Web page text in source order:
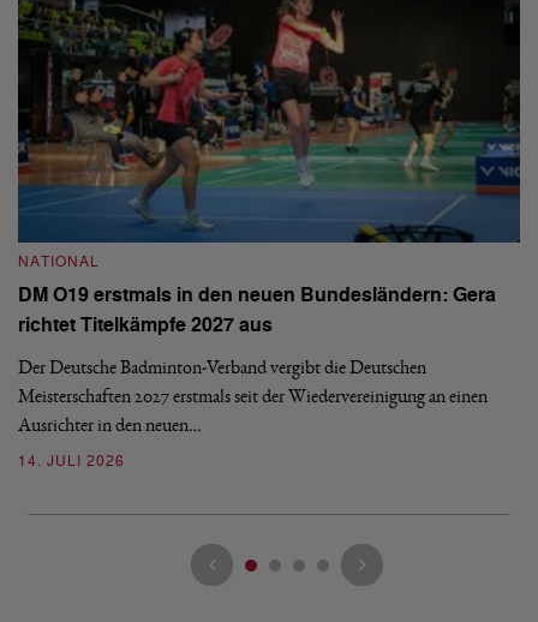
NATIONAL
DM O19 erstmals in den neuen Bundesländern: Gera
richtet Titelkämpfe 2027 aus
Der Deutsche Badminton-Verband vergibt die Deutschen
Meisterschaften 2027 erstmals seit der Wiedervereinigung an einen
Ausrichter in den neuen…
14. JULI 2026